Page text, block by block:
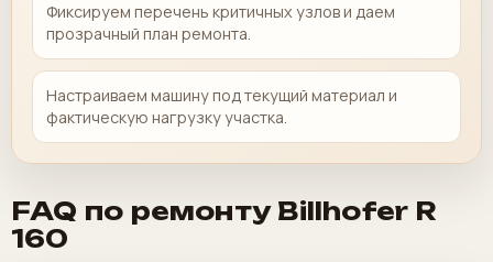
Фиксируем перечень критичных узлов и даем
прозрачный план ремонта.
Настраиваем машину под текущий материал и
фактическую нагрузку участка.
FAQ по ремонту Billhofer R
160